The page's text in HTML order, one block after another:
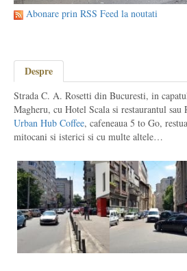
Abonare prin RSS Feed la noutati
Despre
Strada C. A. Rosetti din Bucuresti, in
Magheru, cu Hotel Scala si restaurantul sau
Urban Hub Coffee, cafeneaua 5 to Go,
mitocani si isterici si cu multe altele…